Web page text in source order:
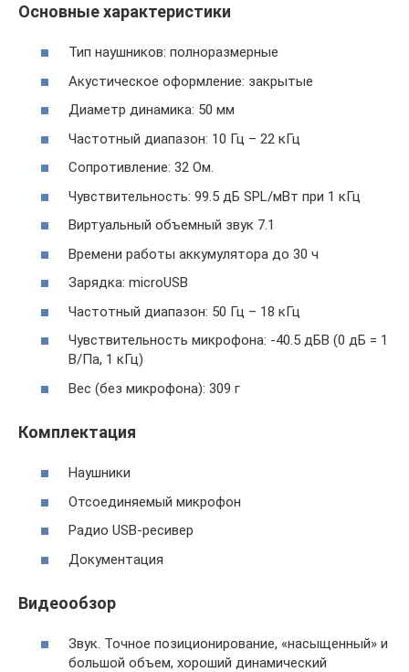
Основные характеристики
Тип наушников: полноразмерные
Акустическое оформление: закрытые
Диаметр динамика: 50 мм
Частотный диапазон: 10 Гц – 22 кГц
Сопротивление: 32 Ом.
Чувствительность: 99.5 дБ SPL/мВт при 1 кГц
Виртуальный объемный звук 7.1
Времени работы аккумулятора до 30 ч
Зарядка: microUSB
Частотный диапазон: 50 Гц – 18 кГц
Чувствительность микрофона: -40.5 дБВ (0 дБ = 1
В/Па, 1 кГц)
Вес (без микрофона): 309 г
Комплектация
Наушники
Отсоединяемый микрофон
Радио USB-ресивер
Документация
Видеообзор
Звук. Точное позиционирование, «насыщенный» и
большой объем, хороший динамический